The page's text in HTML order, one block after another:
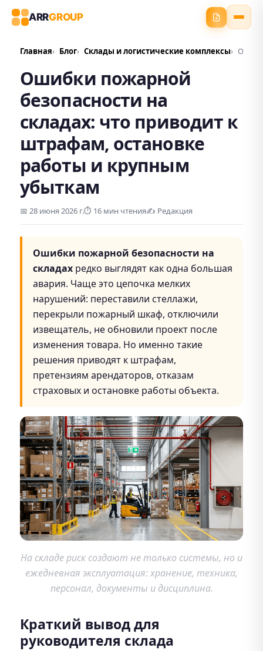
ARRGROUP
Главная Блог Склады и логистические комплексы
Ошибки пожарной
безопасности на
складах: что приводит к
штрафам, остановке
работы и крупным
убыткам
📅 28 июня 2026 г.⏱️ 16 мин чтения✍️ Редакция
Ошибки пожарной безопасности на
складах редко выглядят как одна большая
авария. Чаще это цепочка мелких
нарушений: переставили стеллажи,
перекрыли пожарный шкаф, отключили
извещатель, не обновили проект после
изменения товара. Но именно такие
решения приводят к штрафам,
претензиям арендаторов, отказам
страховых и остановке работы объекта.
На складе риск создают не только системы, но и
ежедневная эксплуатация: хранение, техника,
персонал, документы и дисциплина.
Краткий вывод для
руководителя склада